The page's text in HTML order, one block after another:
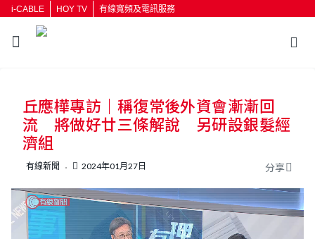
i-CABLE HOY TV 有線寬頻及電訊服務
按輸入鍵開始搜尋
丘應樺專訪｜稱復常後外資會漸漸回
流 將做好廿三條解說 另研設銀髮經
濟組
有線新聞 2024年01月27日 分享